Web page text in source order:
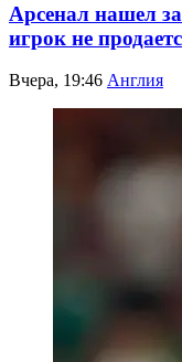
Арсенал нашел
игрок не
Вчера, 19:46 Англия